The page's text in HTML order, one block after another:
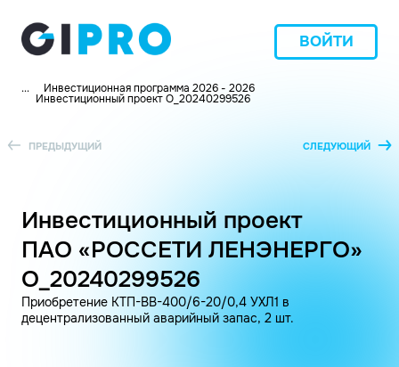
ВОЙТИ
... Инвестиционная программа 2026 - 2026
Инвестиционный проект O_20240299526
ПРЕДЫДУЩИЙ СЛЕДУЮЩИЙ
Инвестиционный проект
ПАО «РОССЕТИ ЛЕНЭНЕРГО»
O_20240299526
Приобретение КТП-ВВ-400/6-20/0,4 УХЛ1 в
децентрализованный аварийный запас, 2 шт.